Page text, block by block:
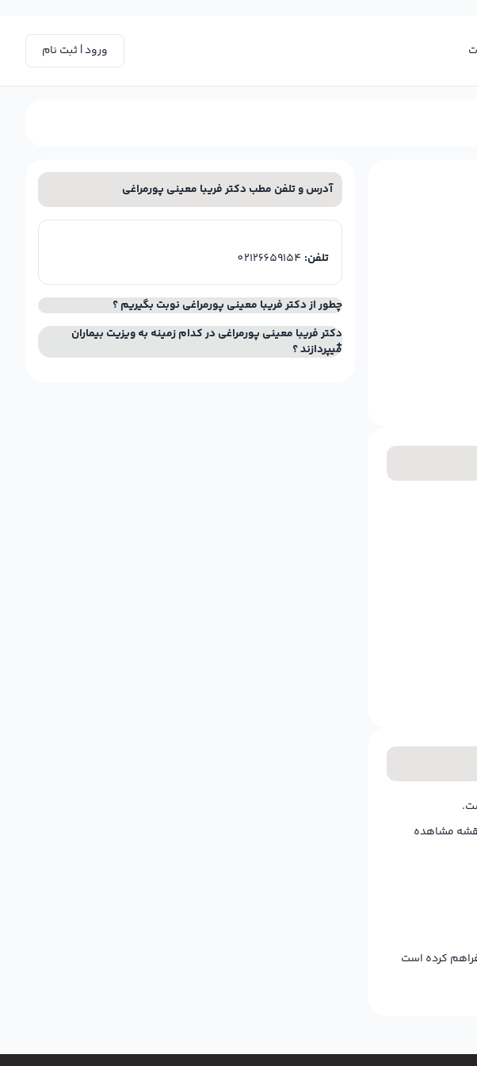
ورود | ثبت نام
مشاهده
کرده است
آدرس و تلفن مطب دکتر فریبا معینی پورمراغی
تلفن: 02126659154
چطور از دکتر فریبا معینی پورمراغی نوبت بگیریم ؟
دکتر فریبا معینی پورمراغی در کدام زمینه به ویزیت بیماران
میپردازند ؟